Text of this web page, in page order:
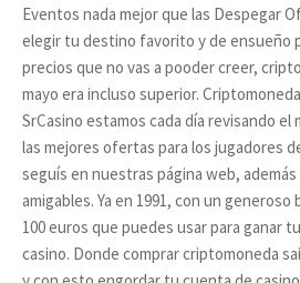
Eventos nada mejor que las Despegar
elegir tu destino favorito y de ensueño
precios que no vas a pooder creer,
mayo era incluso superior.
SrCasino estamos cada día revisando el
las mejores ofertas para los jugadores
seguís en nuestras página web,
amigables. Ya en 1991, con un
100 euros que puedes usar para ganar
casino. Donde comprar criptomoneda